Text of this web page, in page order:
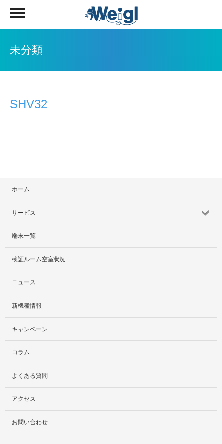
未分類
SHV32
ホーム
サービス
サービス紹介
社外貸出プラン
検証ルーム
料金プラン
レンタルルームプラン
お手軽検証パック
端末一覧
検証ルーム空室状況
ニュース
新機種情報
キャンペーン
コラム
よくある質問
アクセス
お問い合わせ